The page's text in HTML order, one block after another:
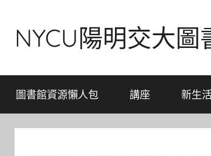
contentNYCU陽明交大
圖書館資源懶人包 講座 新生